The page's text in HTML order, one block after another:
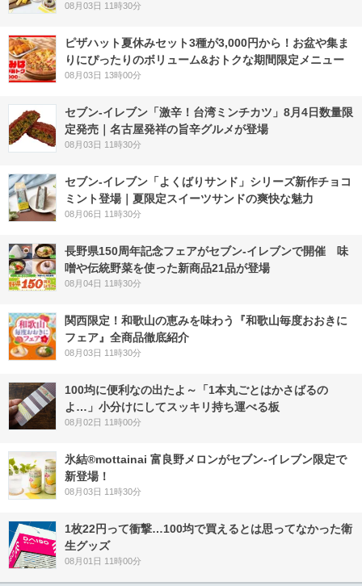
08月03日 11時30分
ピザハット夏休みセット3種が3,000円から！お盆や集ま
りにぴったりのボリューム&おトクな期間限定メニュー
08月03日 13時00分
セブン-イレブン「激辛！台湾ミンチカツ」8月4日数量限
定発売｜名古屋発祥の旨辛グルメが登場
08月03日 11時30分
セブン‐イレブン「よくばりサンド」シリーズ新作チョコ
ミント登場｜夏限定スイーツサンドの爽快な魅力
08月06日 11時30分
長野県150周年記念フェアがセブン-イレブンで開催 味
噌や伝統野菜を使った新商品21品が登場
08月04日 11時30分
関西限定！和歌山の恵みを味わう『和歌山毎度おおきに
フェア』全商品徹底紹介
08月03日 11時30分
100均に便利なの出たよ～「1本丸ごとはかさばるの
よ…」小分けにしてスッキリ持ち運べる板
08月02日 11時00分
氷結®mottainai 富良野メロンがセブン‐イレブン限定で
新登場！
08月03日 11時30分
1枚22円って衝撃…100均で買えるとは思ってなかった衛
生グッズ
08月01日 11時00分